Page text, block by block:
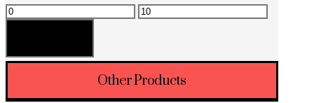
Минимальная
цена
Максимальная
Other Products